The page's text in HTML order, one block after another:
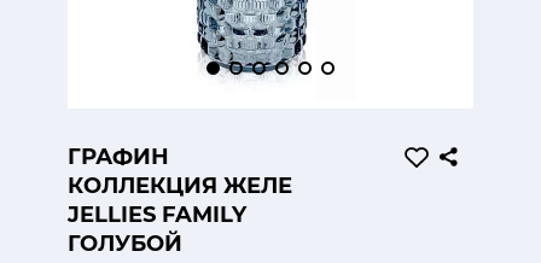
ГРАФИН
КОЛЛЕКЦИЯ ЖЕЛЕ
JELLIES FAMILY
ГОЛУБОЙ